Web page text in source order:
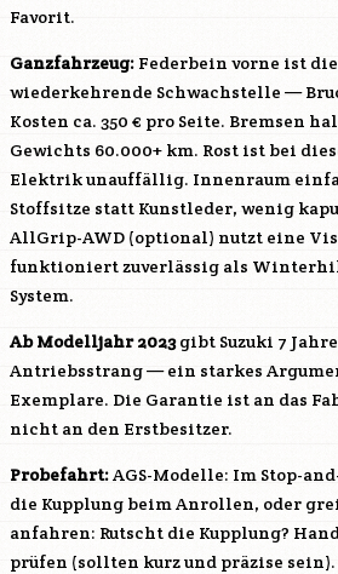
Favorit.
Ganzfahrzeug: Federbein vorne ist
wiederkehrende Schwachstelle —
Kosten ca. 350 € pro Seite. Bremsen
Gewichts 60.000+ km. Rost ist bei
Elektrik unauffällig. Innenraum
Stoffsitze statt Kunstleder, wenig
AllGrip-AWD (optional) nutzt eine
funktioniert zuverlässig als
System.
Ab Modelljahr 2023gibt Suzuki 7
Antriebsstrang — ein starkes
Exemplare. Die Garantie ist an das
nicht an den Erstbesitzer.
Probefahrt:AGS-Modelle: Im Stop-
die Kupplung beim Anrollen, oder
anfahren: Rutscht die Kupplung?
prüfen (sollten kurz und präzise